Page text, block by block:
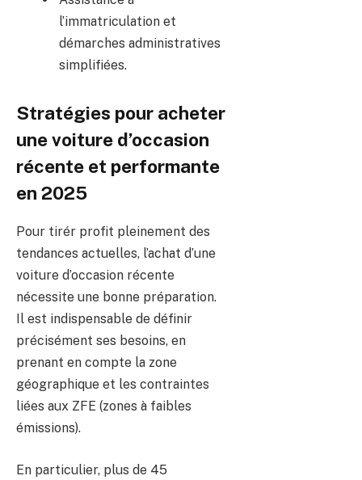
l’immatriculation et
démarches administratives
simplifiées.
Stratégies pour acheter
une voiture d’occasion
récente et performante
en 2025
Pour tirér profit pleinement des
tendances actuelles, l’achat d’une
voiture d’occasion récente
nécessite une bonne préparation.
Il est indispensable de définir
précisément ses besoins, en
prenant en compte la zone
géographique et les contraintes
liées aux ZFE (zones à faibles
émissions).
En particulier, plus de 45